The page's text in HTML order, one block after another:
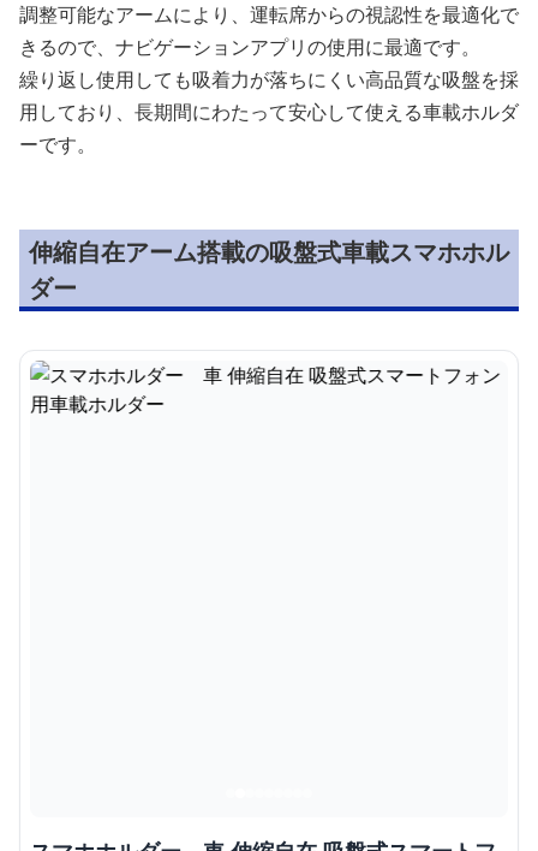
調整可能なアームにより、運転席からの視認性を最適化で
きるので、ナビゲーションアプリの使用に最適です。
繰り返し使用しても吸着力が落ちにくい高品質な吸盤を採
用しており、長期間にわたって安心して使える車載ホルダ
ーです。
伸縮自在アーム搭載の吸盤式車載スマホホル
ダー